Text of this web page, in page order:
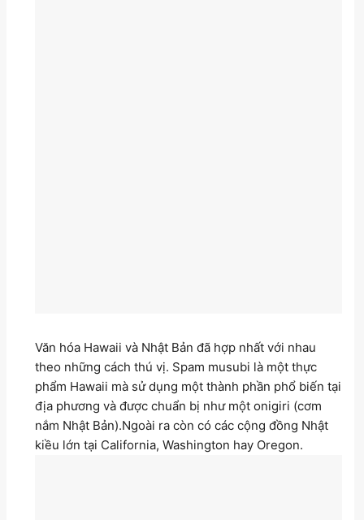
Văn hóa Hawaii và Nhật Bản đã hợp nhất với nhau
theo những cách thú vị. Spam musubi là một thực
phẩm Hawaii mà sử dụng một thành phần phổ biến tại
địa phương và được chuẩn bị như một onigiri (cơm
nắm Nhật Bản).Ngoài ra còn có các cộng đồng Nhật
kiều lớn tại California, Washington hay Oregon.